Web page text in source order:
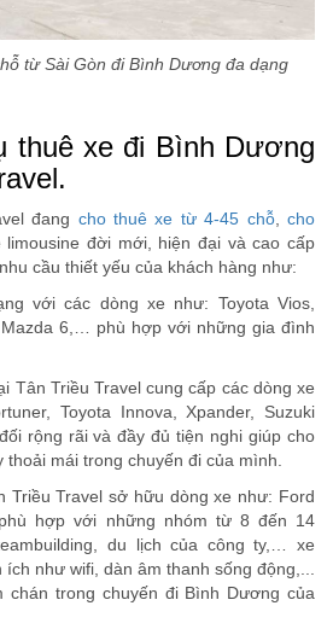
từ Sài Gòn đi Bình Dương đa dạng
thuê xe đi Bình Dương
đang cho thuê xe từ 4-45 chỗ,cho
limousine đời mới, hiện đại và cao cấp
cầu thiết yếu của khách hàng như:
với các dòng xe như: Toyota Vios,
6,… phù hợp với những gia đình
Tân Triều Travel cung cấp các dòng xe
Toyota Innova, Xpander, Suzuki
rộng rãi và đầy đủ tiện nghi giúp cho
thoải mái trong chuyến đi của mình.
Triều Travel sở hữu dòng xe như: Ford
hợp với những nhóm từ 8 đến 14
du lịch của công ty,… xe
như wifi, dàn âm thanh sống động,...
chán trong chuyến đi Bình Dương của